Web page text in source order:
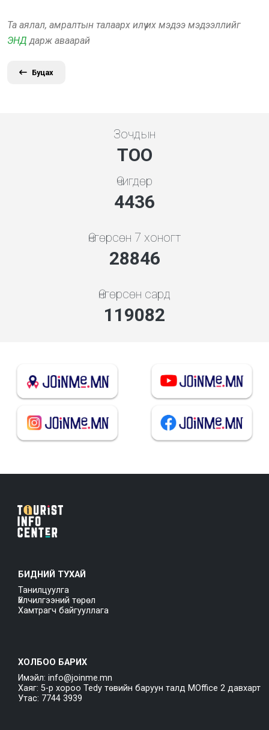
Та аялал, амралтын талаарх илүү их мэдээ мэдээллийг
ЭНД дарж аваарай
Буцах
Зочдын
ТОО
Өчигдөр
4778
Өнгөрсөн 7 хоногт
31065
Өнгөрсөн сард
128242
БИДНИЙ ТУХАЙ
Танилцуулга
Үйлчилгээний төрөл
Хамтрагч байгууллага
ХОЛБОО БАРИХ
Имэйл: info@joinme.mn
Хаяг: 5-р хороо Tedy төвийн баруун талд MOffice 2 давхарт
Утас: 7744 3939